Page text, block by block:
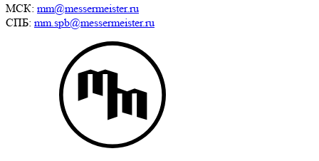
МСК: mm@messermeister.ru
СПБ: mm.spb@messermeister.ru